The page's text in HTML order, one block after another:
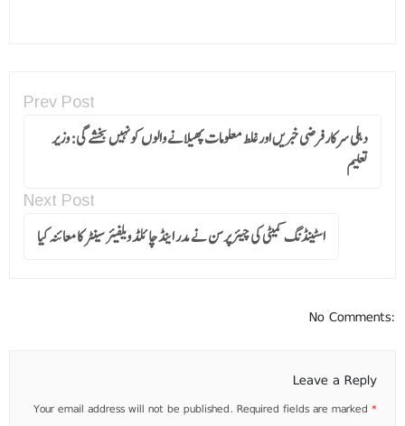
Prev Post
دہلی سرکار فرضی خبریں اور غلط معلومات پھیلانے والوں کو نہیں بخشے گی: وزیر
تعلیم
Next Post
اسٹینڈنگ کمیٹی کی چیئرپرسن نے مدر اینڈ چائلڈ ویلفیئر سینٹر کا معائنہ کیا
No Comments:
Leave a Reply
Your email address will not be published. Required fields are marked *